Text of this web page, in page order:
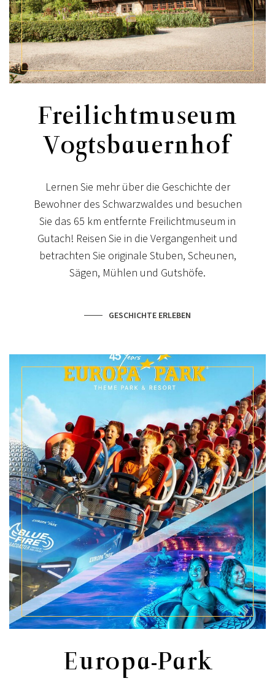
Freilichtmuseum
Vogtsbauernhof
Lernen Sie mehr über die Geschichte der
Bewohner des Schwarzwaldes und besuchen
Sie das 65 km entfernte Freilichtmuseum in
Gutach! Reisen Sie in die Vergangenheit und
betrachten Sie originale Stuben, Scheunen,
Sägen, Mühlen und Gutshöfe.
GESCHICHTE ERLEBEN
Europa-Park